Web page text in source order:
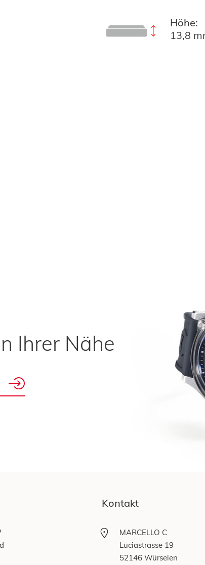
Höhe:
13,8
Ihrer Nähe
Kontakt
MARCELLO C
Luciastrasse 19
52146 Würselen